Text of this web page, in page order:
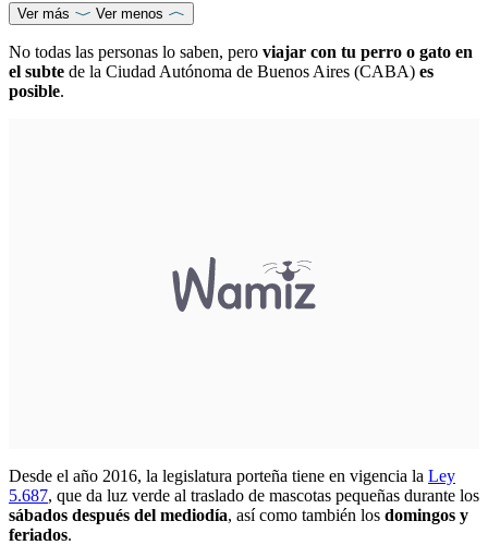
Ver más Ver menos
No todas las personas lo saben, pero viajar con tu perro o gato en
el subte de la Ciudad Autónoma de Buenos Aires (CABA) es
posible.
Desde el año 2016, la legislatura porteña tiene en vigencia la Ley
5.687, que da luz verde al traslado de mascotas pequeñas durante los
sábados después del mediodía, así como también los domingos y
feriados.